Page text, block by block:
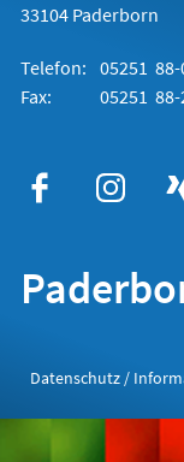
33104 Paderborn
Telefon: 05251 88-
Fax:
05251 88-
Datenschutz /